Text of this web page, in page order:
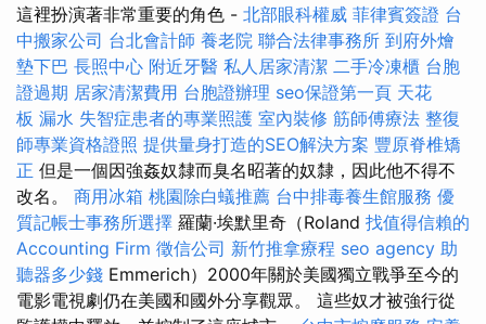
這裡扮演著非常重要的角色 - 北部眼科權威 菲律賓簽證 台
中搬家公司 台北會計師 養老院 聯合法律事務所 到府外燴
墊下巴 長照中心 附近牙醫 私人居家清潔 二手冷凍櫃 台胞
證過期 居家清潔費用 台胞證辦理 seo保證第一頁 天花
板 漏水 失智症患者的專業照護 室內裝修 筋師傅療法 整復
師專業資格證照 提供量身打造的SEO解決方案 豐原脊椎矯
正 但是一個因強姦奴隸而臭名昭著的奴隸，因此他不得不
改名。 商用冰箱 桃園除白蟻推薦 台中排毒養生館服務 優
質記帳士事務所選擇 羅蘭·埃默里奇（Roland 找值得信賴的
Accounting Firm 徵信公司 新竹推拿療程 seo agency 助
聽器多少錢 Emmerich）2000年關於美國獨立戰爭至今的
電影電視劇仍在美國和國外分享觀眾。 這些奴才被強行從